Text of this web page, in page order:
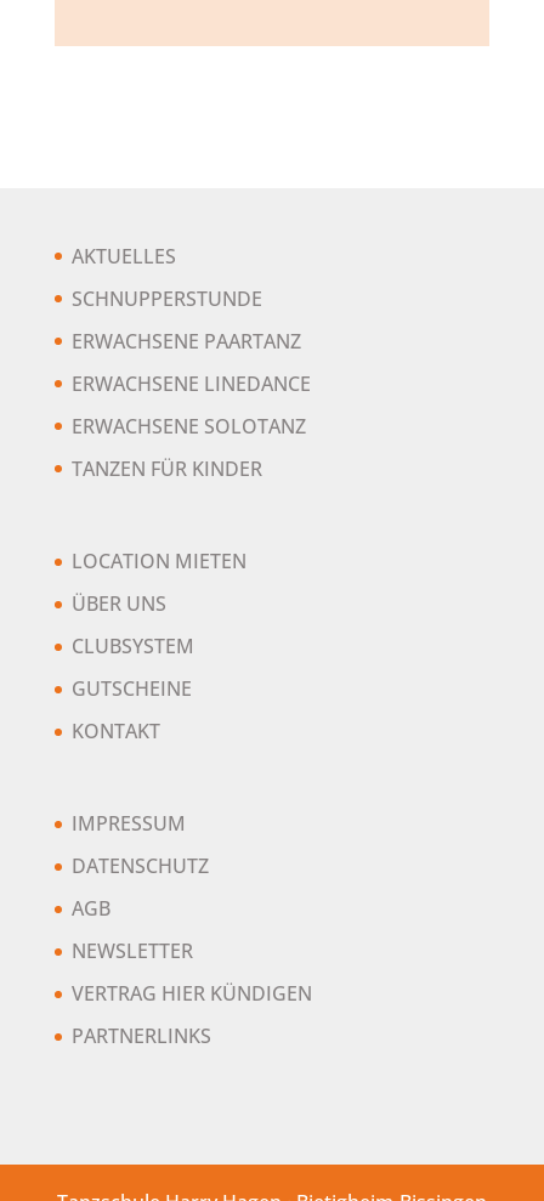
AKTUELLES
SCHNUPPERSTUNDE
ERWACHSENE PAARTANZ
ERWACHSENE LINEDANCE
ERWACHSENE SOLOTANZ
TANZEN FÜR KINDER
LOCATION MIETEN
ÜBER UNS
CLUBSYSTEM
GUTSCHEINE
KONTAKT
IMPRESSUM
DATENSCHUTZ
AGB
NEWSLETTER
VERTRAG HIER KÜNDIGEN
PARTNERLINKS